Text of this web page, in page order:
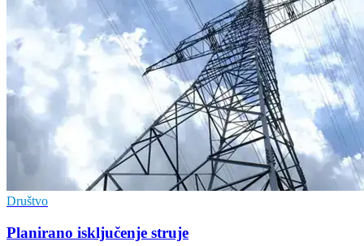
Društvo
Planirano isključenje struje